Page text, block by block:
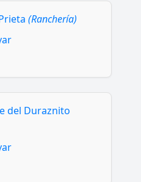
(Ranchería)
del Duraznito